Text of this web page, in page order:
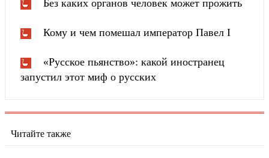
Без каких органов человек может прожить
Кому и чем помешал император Павел I
«Русское пьянство»: какой иностранец
запустил этот миф о русских
Читайте также